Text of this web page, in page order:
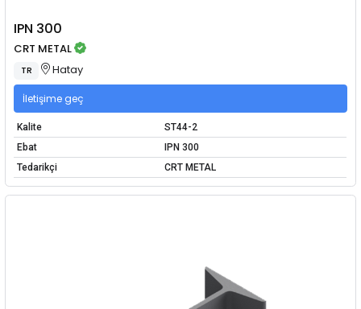
IPN 300
CRT METAL
TR Hatay
İletişime geç
Kalite
ST44-2
Ebat
IPN 300
Tedarikçi
CRT METAL